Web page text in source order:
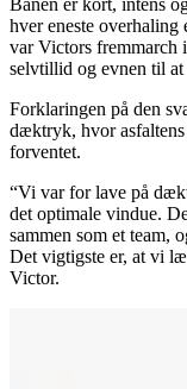
Banen er kort, intens
hver eneste
var Victors fremmarch
selvtillid og evnen til at
Forklaringen på den
dæktryk, hvor asfaltens
forventet.
“Vi var for lave på
det optimale vindue.
sammen som et team,
Det vigtigste er, at vi
Victor.